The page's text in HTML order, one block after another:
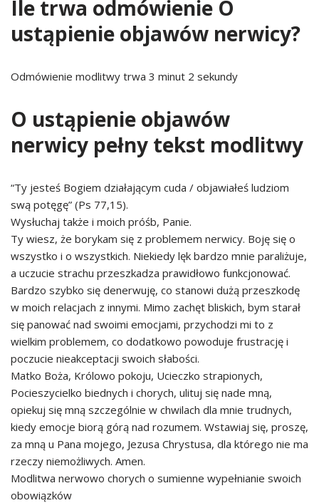
Ile trwa odmówienie O
ustąpienie objawów nerwicy?
Odmówienie modlitwy trwa 3 minut 2 sekundy
O ustąpienie objawów
nerwicy pełny tekst modlitwy
“Ty jesteś Bogiem działającym cuda / objawiałeś ludziom
swą potęgę” (Ps 77,15).
Wysłuchaj także i moich próśb, Panie.
Ty wiesz, że borykam się z problemem nerwicy. Boję się o
wszystko i o wszystkich. Niekiedy lęk bardzo mnie paraliżuje,
a uczucie strachu przeszkadza prawidłowo funkcjonować.
Bardzo szybko się denerwuję, co stanowi dużą przeszkodę
w moich relacjach z innymi. Mimo zachęt bliskich, bym starał
się panować nad swoimi emocjami, przychodzi mi to z
wielkim problemem, co dodatkowo powoduje frustrację i
poczucie nieakceptacji swoich słabości.
Matko Boża, Królowo pokoju, Ucieczko strapionych,
Pocieszycielko biednych i chorych, ulituj się nade mną,
opiekuj się mną szczególnie w chwilach dla mnie trudnych,
kiedy emocje biorą górą nad rozumem. Wstawiaj się, proszę,
za mną u Pana mojego, Jezusa Chrystusa, dla którego nie ma
rzeczy niemożliwych. Amen.
Modlitwa nerwowo chorych o sumienne wypełnianie swoich
obowiązków